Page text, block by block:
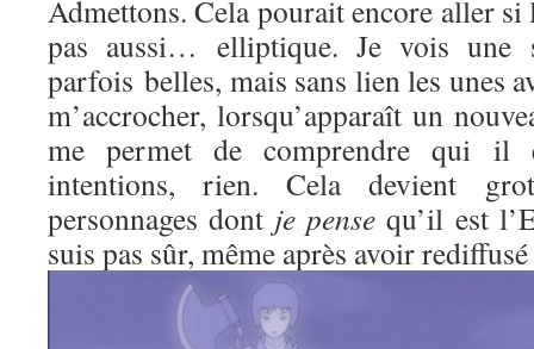
Admettons. Cela pourait encore aller si
pas aussi… elliptique. Je vois une
parfois belles, mais sans lien les unes
m’accrocher, lorsqu’apparaît un
me permet de comprendre qui il
intentions, rien. Cela devient
personnages dont je pense qu’il est
suis pas sûr, même après avoir